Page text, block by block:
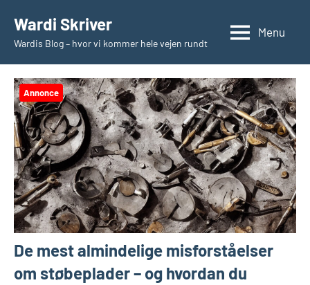
indhold
Wardi Skriver
Wardis Blog – hvor vi kommer hele vejen rundt
Menu
Annonce
De mest almindelige misforståelser
om støbeplader – og hvordan du